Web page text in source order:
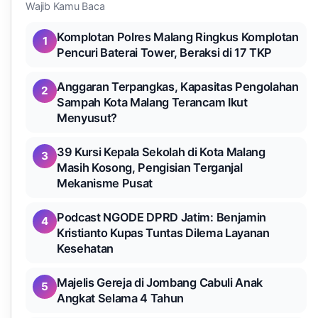
Wajib Kamu Baca
1
Komplotan Polres Malang Ringkus Komplotan
Pencuri Baterai Tower, Beraksi di 17 TKP
2
Anggaran Terpangkas, Kapasitas Pengolahan
Sampah Kota Malang Terancam Ikut
Menyusut?
3
39 Kursi Kepala Sekolah di Kota Malang
Masih Kosong, Pengisian Terganjal
Mekanisme Pusat
4
Podcast NGODE DPRD Jatim: Benjamin
Kristianto Kupas Tuntas Dilema Layanan
Kesehatan
5
Majelis Gereja di Jombang Cabuli Anak
Angkat Selama 4 Tahun